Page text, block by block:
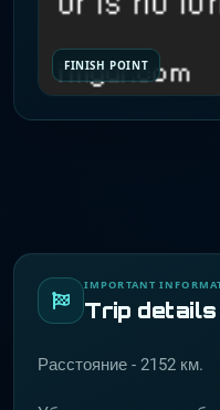
FINISH POINT
IMPORTANT
Trip details
Расстояние - 2152 км.